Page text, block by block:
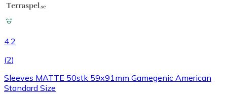
4.2
(2)
Sleeves MATTE 50stk 59x91mm Gamegenic American
Standard Size